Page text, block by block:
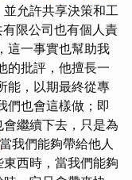
允許共享決策和工
限公司也有個人責
這一事實也幫助我
的批評，他擅長一
能，以期最終從專
們也會這樣做；即
繼續下去，只是為
當我們能夠帶給他人
西時，當我們能夠